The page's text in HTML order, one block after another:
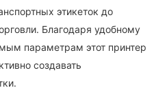
этикеток до
Благодаря удобному
параметрам этот принтер
создавать